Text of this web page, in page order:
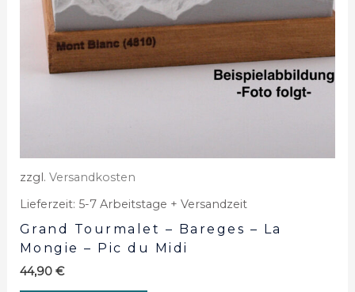
zzgl. Versandkosten
Lieferzeit: 5-7 Arbeitstage + Versandzeit
Grand Tourmalet – Bareges – La
Mongie – Pic du Midi
44,90 €